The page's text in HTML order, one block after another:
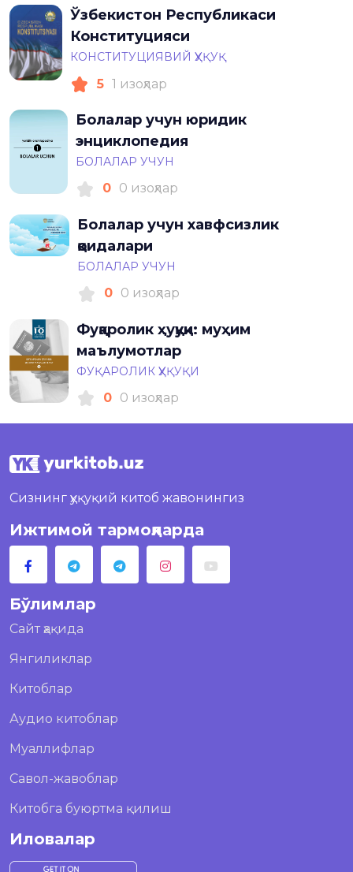
Ўзбекистон Республикаси
Конституцияси
КОНСТИТУЦИЯВИЙ ҲУҚУҚ
5 1 изоҳлар
Болалар учун юридик
энциклопедия
БОЛАЛАР УЧУН
0 0 изоҳлар
Болалар учун хавфсизлик
қоидалари
БОЛАЛАР УЧУН
0 0 изоҳлар
Фуқаролик ҳуқуқи: муҳим
маълумотлар
ФУҚАРОЛИК ҲУҚУҚИ
0 0 изоҳлар
Сизнинг ҳуқуқий китоб жавонингиз
Ижтимой тармоқларда
Бўлимлар
Сайт ҳақида
Янгиликлар
Китоблар
Аудио китоблар
Муаллифлар
Савол-жавоблар
Китобга буюртма қилиш
Иловалар